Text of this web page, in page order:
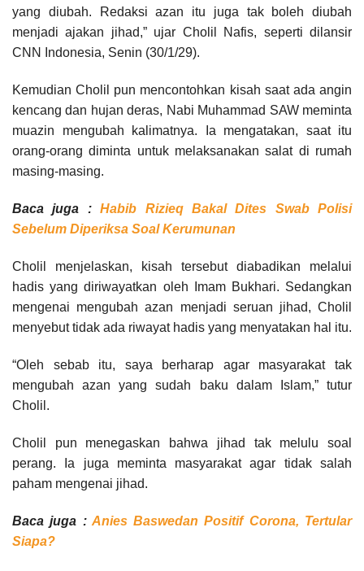
yang diubah. Redaksi azan itu juga tak boleh diubah
menjadi ajakan jihad,” ujar Cholil Nafis, seperti dilansir
CNN Indonesia, Senin (30/1/29).
Kemudian Cholil pun mencontohkan kisah saat ada angin
kencang dan hujan deras, Nabi Muhammad SAW meminta
muazin mengubah kalimatnya. Ia mengatakan, saat itu
orang-orang diminta untuk melaksanakan salat di rumah
masing-masing.
Baca juga :Habib Rizieq Bakal Dites Swab Polisi
Sebelum Diperiksa Soal Kerumunan
Cholil menjelaskan, kisah tersebut diabadikan melalui
hadis yang diriwayatkan oleh Imam Bukhari. Sedangkan
mengenai mengubah azan menjadi seruan jihad, Cholil
menyebut tidak ada riwayat hadis yang menyatakan hal itu.
“Oleh sebab itu, saya berharap agar masyarakat tak
mengubah azan yang sudah baku dalam Islam,” tutur
Cholil.
Cholil pun menegaskan bahwa jihad tak melulu soal
perang. Ia juga meminta masyarakat agar tidak salah
paham mengenai jihad.
Baca juga : Anies Baswedan Positif Corona, Tertular
Siapa?